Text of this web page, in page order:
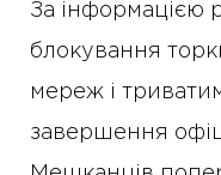
За інформацією
блокування
мереж і
завершення